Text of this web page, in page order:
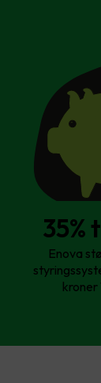
35%
Enova